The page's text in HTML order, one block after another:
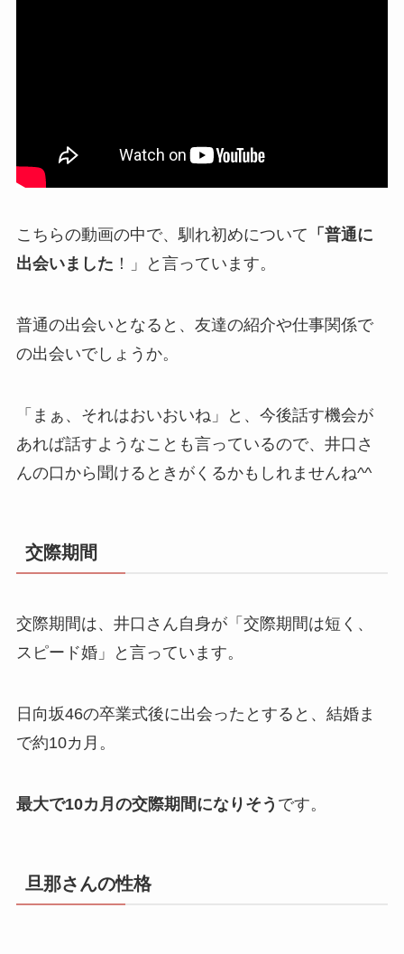
こちらの動画の中で、馴れ初めについて 「普通に
出会いました ！」と言っています。
普通の出会いとなると、友達の紹介や仕事関係で
の出会いでしょうか。
「まぁ、それはおいおいね」と、今後話す機会が
あれば話すようなことも言っているので、井口さ
んの口から聞けるときがくるかもしれませんね^^
交際期間
交際期間は、井口さん自身が「交際期間は短く、
スピード婚」と言っています。
日向坂46の卒業式後に出会ったとすると、結婚ま
で約10カ月。
最大で10カ月の交際期間になりそう です。
旦那さんの性格